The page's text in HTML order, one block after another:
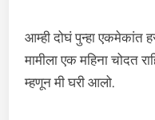
आम्ही दोघं पुन्हा एकमेकांत
मामीला एक महिना चोदत
म्हणून मी घरी आलो.